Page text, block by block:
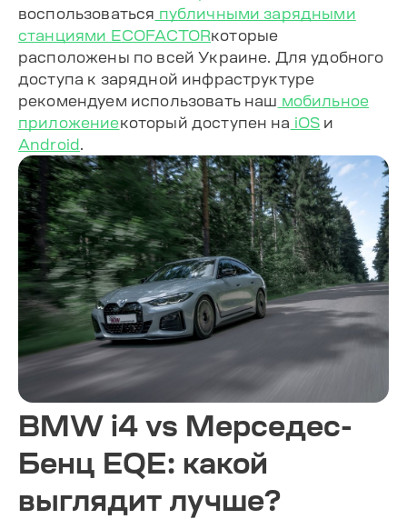
воспользоваться публичными зарядными
станциями ECOFACTORкоторые
расположены по всей Украине. Для удобного
доступа к зарядной инфраструктуре
рекомендуем использовать наш мобильное
приложениекоторый доступен на iOS и
Android
BMW i4 vs Мерседес-
Бенц EQE: какой
выглядит лучше?